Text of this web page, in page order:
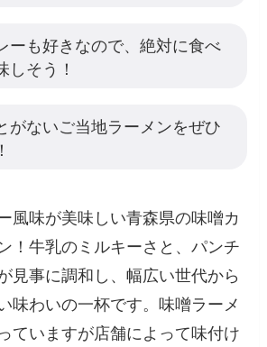
ーも好きなので、絶対に食べ
しそう！
がないご当地ラーメンをぜひ
風味が美味しい青森県の味噌カ
！牛乳のミルキーさと、パンチ
見事に調和し、幅広い世代から
味わいの一杯です。味噌ラーメ
ていますが店舗によって味付け